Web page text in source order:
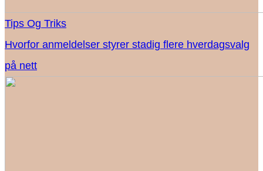
Tips Og Triks
Hvorfor anmeldelser styrer stadig flere hverdagsvalg
på nett